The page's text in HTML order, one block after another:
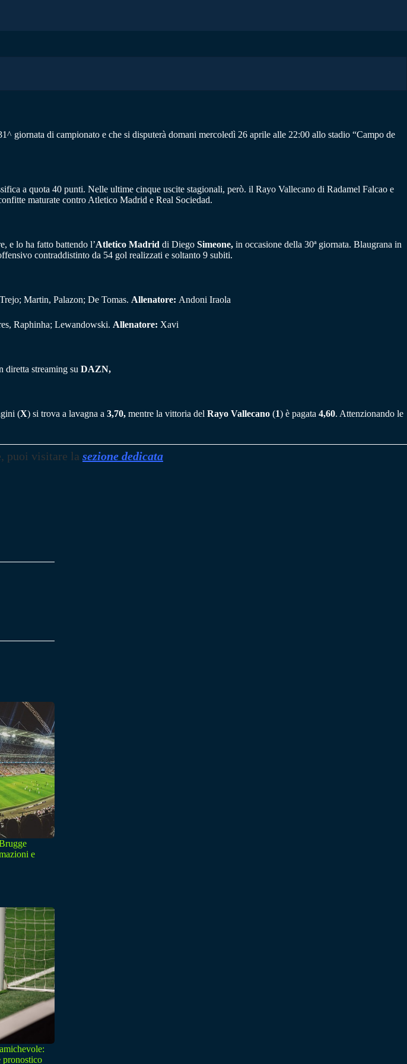
giornata di campionato e che si disputerà domani mercoledì 26 aprile alle 22:00 allo stadio “Campo de
a quota 40 punti. Nelle ultime cinque uscite stagionali, però. il Rayo Vallecano di Radamel Falcao e
maturate contro Atletico Madrid e Real Sociedad.
e lo ha fatto battendo l’Atletico Madrid di Diego Simeone, in occasione della 30ª giornata. Blaugrana in
contraddistinto da 54 gol realizzati e soltanto 9 subiti.
Martin, Palazon; De Tomas. Allenatore: Andoni Iraola
Raphinha; Lewandowski. Allenatore: Xavi
diretta streaming su DAZN,
(X) si trova a lavagna a 3,70, mentre la vittoria del Rayo Vallecano (1) è pagata 4,60. Attenzionando le
puoi visitare la sezione dedicata
e